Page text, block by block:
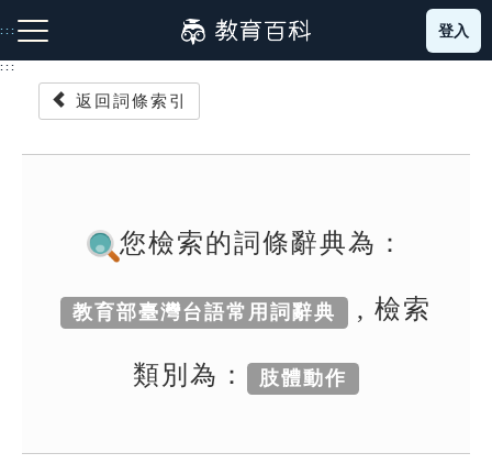
到
主
:::
成語故事
登入
:::
返回詞條索引
您檢索的詞條辭典為：
教育部臺灣台語常用詞辭典 , 檢索
類別為： 肢體動作